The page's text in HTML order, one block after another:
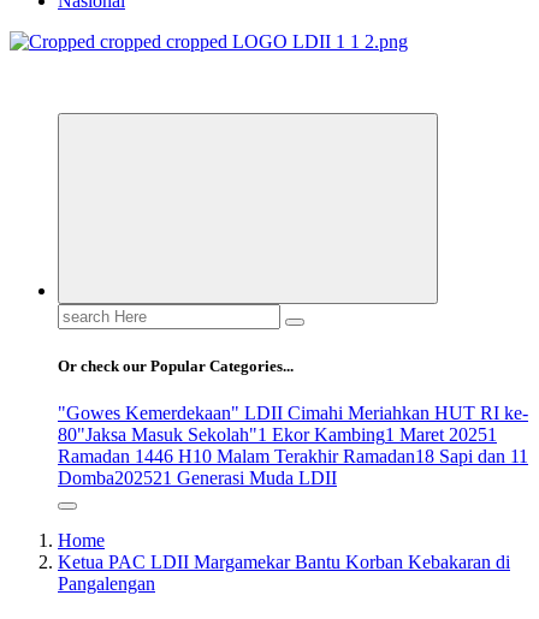
Search
for:
Or check our Popular Categories...
"Gowes Kemerdekaan" LDII Cimahi Meriahkan HUT RI ke-
80"Jaksa Masuk Sekolah"1 Ekor Kambing1 Maret 20251
Ramadan 1446 H10 Malam Terakhir Ramadan18 Sapi dan 11
Domba202521 Generasi Muda LDII
Home
Ketua PAC LDII Margamekar Bantu Korban Kebakaran di
Pangalengan